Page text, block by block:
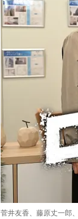
菅井友香、藤原丈一郎